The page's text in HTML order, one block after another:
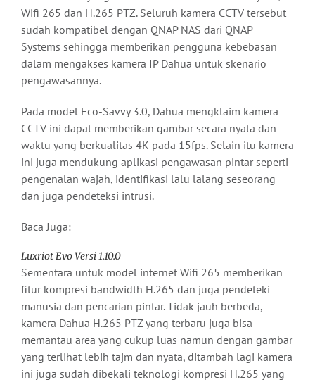
Wifi 265 dan H.265 PTZ. Seluruh kamera CCTV tersebut
sudah kompatibel dengan QNAP NAS dari QNAP
Systems sehingga memberikan pengguna kebebasan
dalam mengakses kamera IP Dahua untuk skenario
pengawasannya.
Pada model Eco-Savvy 3.0, Dahua mengklaim kamera
CCTV ini dapat memberikan gambar secara nyata dan
waktu yang berkualitas 4K pada 15fps. Selain itu kamera
ini juga mendukung aplikasi pengawasan pintar seperti
pengenalan wajah, identifikasi lalu lalang seseorang
dan juga pendeteksi intrusi.
Baca Juga:
Luxriot Evo Versi 1.10.0
Sementara untuk model internet Wifi 265 memberikan
fitur kompresi bandwidth H.265 dan juga pendeteki
manusia dan pencarian pintar. Tidak jauh berbeda,
kamera Dahua H.265 PTZ yang terbaru juga bisa
memantau area yang cukup luas namun dengan gambar
yang terlihat lebih tajm dan nyata, ditambah lagi kamera
ini juga sudah dibekali teknologi kompresi H.265 yang